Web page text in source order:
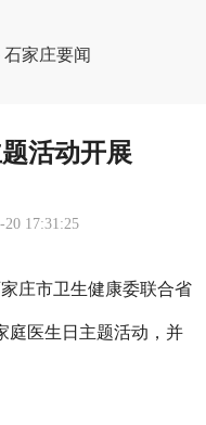
石家庄要闻
活动开展
20 17:31:25
庄市卫生健康委联合省
庭医生日主题活动，并